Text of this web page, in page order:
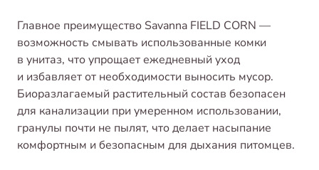
Главное преимущество Savanna FIELD CORN —
возможность смывать использованные комки
в унитаз, что упрощает ежедневный уход
и избавляет от необходимости выносить мусор.
Биоразлагаемый растительный состав безопасен
для канализации при умеренном использовании,
гранулы почти не пылят, что делает насыпание
комфортным и безопасным для дыхания питомцев.